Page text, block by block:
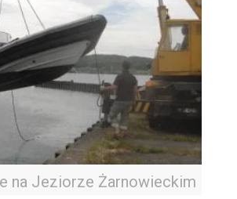
na Jeziorze Żarnowieckim